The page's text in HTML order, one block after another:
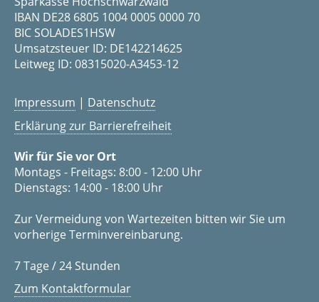
IBAN DE28 6805 1004 0005 0000 70
BIC SOLADES1HSW
Umsatzsteuer ID: DE142214625
Leitweg ID: 08315020-A3453-12
Impressum | Datenschutz
Erklärung zur Barrierefreiheit
Wir für Sie vor Ort
Montags - Freitags: 8:00 - 12:00 Uhr
Dienstags: 14:00 - 18:00 Uhr
Zur Vermeidung von Wartezeiten bitten wir Sie um
vorherige Terminvereinbarung.
7 Tage / 24 Stunden
Zum Kontaktformular